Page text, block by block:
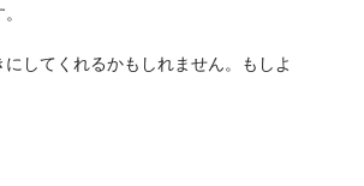
してくれるかもしれません。もしよ